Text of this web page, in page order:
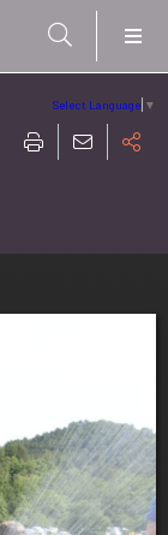
Select Language ▼